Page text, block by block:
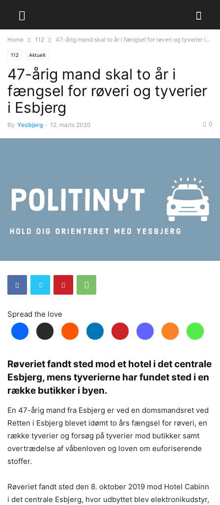
Home 112 47-årig mand skal to år i fængsel for røveri og tyverier i...
112 Aktuelt
47-årig mand skal to år i
fængsel for røveri og tyverier
i Esbjerg
By Yesbjerg - 12. marts 2020 0
Spread the love
Røveriet fandt sted mod et hotel i det centrale
Esbjerg, mens tyverierne har fundet sted i en
række butikker i byen.
En 47-årig mand fra Esbjerg er ved en domsmandsret ved
Retten i Esbjerg blevet idømt to års fængsel for røveri, en
række tyverier og forsøg på tyverier mod butikker samt
overtrædelse af våbenloven og loven om euforiserende
stoffer.
Røveriet fandt sted den 8. oktober 2019 mod Hotel Cabinn
i det centrale Esbjerg, hvor udbyttet blev elektronikudstyr,